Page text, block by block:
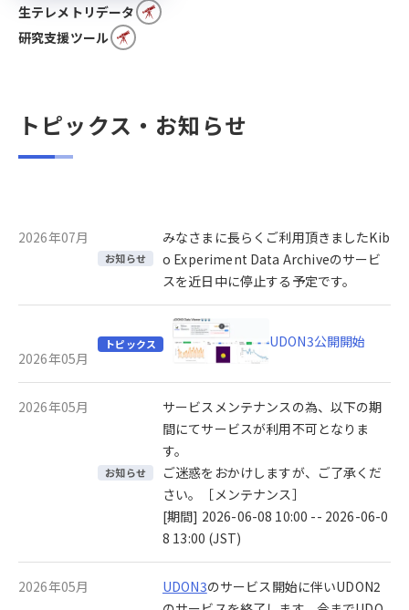
生テレメトリデータ
研究支援ツール
トピックス・お知らせ
2026年07月
お知らせ
みなさまに長らくご利用頂きましたKib
o Experiment Data Archiveのサービ
スを近日中に停止する予定です。
2026年05月
トピックス UDON3公開開始
2026年05月
お知らせ
サービスメンテナンスの為、以下の期
間にてサービスが利用不可となりま
す。
ご迷惑をおかけしますが、ご了承くだ
さい。［メンテナンス］
[期間] 2026-06-08 10:00 -- 2026-06-0
8 13:00 (JST)
2026年05月 UDON3のサービス開始に伴いUDON2